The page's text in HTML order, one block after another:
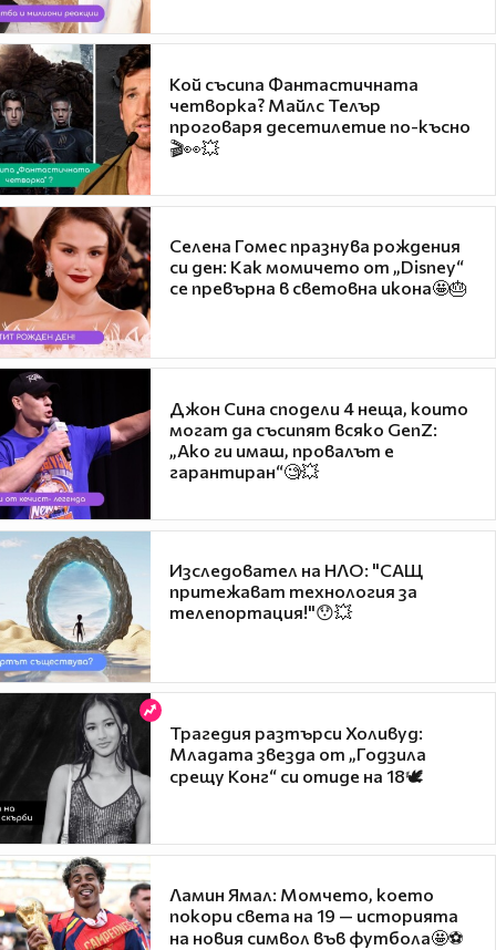
Кой съсипа Фантастичната
четворка? Майлс Телър
проговаря десетилетие по-късно
🎬👀💥
Селена Гомес празнува рождения
си ден: Как момичето от „Disney“
се превърна в световна икона🤩🎂
Джон Сина сподели 4 неща, които
могат да съсипят всяко GenZ:
„Ако ги имаш, провалът е
гарантиран“🧐💥
Изследовател на НЛО: "САЩ
притежават технология за
телепортация!"😯💥
Трагедия разтърси Холивуд:
Младата звезда от „Годзила
срещу Конг“ си отиде на 18🕊️
Ламин Ямал: Момчето, което
покори света на 19 — историята
на новия символ във футбола🤩⚽